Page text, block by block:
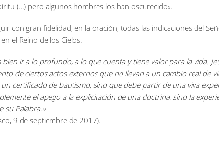
(…) pero algunos hombres los han oscurecido».
con gran fidelidad, en la oración, todas las indicaciones del
el Reino de los Cielos.
bien ir a lo profundo, a lo que cuenta y tiene valor para la vida.
de ciertos actos externos que no llevan a un cambio real
certificado de bautismo, sino que debe partir de una viva
el apego a la explicitación de una doctrina, sino la
su Palabra.»
9 de septiembre de 2017).